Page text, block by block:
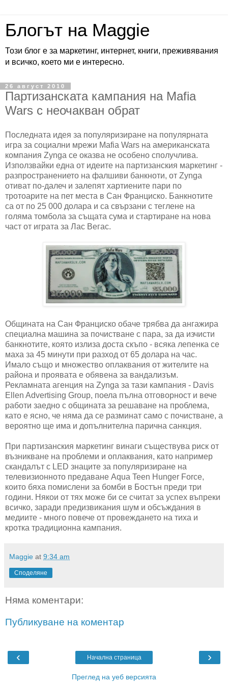
Блогът на Maggie
Този блог е за маркетинг, интернет, книги, преживявания
и всичко, което ми е интересно.
26 август 2010
Партизанската кампания на Mafia
Wars с неочакван обрат
Последната идея за популяризиране на популярната
игра за социални мрежи Mafia Wars на американската
компания Zynga се оказва не особено сполучлива.
Използвайки една от идеите на партизанския маркетинг -
разпространението на фалшиви банкноти, от Zynga
отиват по-далеч и залепят хартиените пари по
тротоарите на пет места в Сан Франциско. Банкнотите
са от по 25 000 долара и са свързани с теглене на
голяма томбола за същата сума и стартиране на нова
част от играта за Лас Вегас.
Общината на Сан Франциско обаче трябва да ангажира
специална машина за почистване с пара, за да изчисти
банкнотите, която излиза доста скъпо - всяка лепенка се
маха за 45 минути при разход от 65 долара на час.
Имало също и множество оплаквания от жителите на
района и проявата е обявена за вандализъм.
Рекламната агенция на Zynga за тази кампания - Davis
Ellen Advertising Group, поела пълна отговорност и вече
работи заедно с общината за решаване на проблема,
като е ясно, че няма да се разминат само с почистване, а
вероятно ще има и допълнителна парична санкция.
При партизанския маркетинг винаги съществува риск от
възникване на проблеми и оплаквания, като например
скандалът с LED знаците за популяризиране на
телевизионното предаване Aqua Teen Hunger Force,
които бяха помислени за бомби в Бостън преди три
години. Някои от тях може би се считат за успех въпреки
всичко, заради предизвикания шум и обсъждания в
медиите - много повече от провеждането на тиха и
кротка традиционна кампания.
Maggie at 9:34 am
Споделяне
Няма коментари:
Публикуване на коментар
‹ ›
Начална страница
Преглед на уеб версията